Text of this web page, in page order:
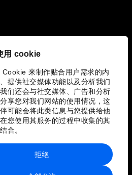
用 cookie
Cookie 来制作贴合用户需求的内
提供社交媒体功能以及分析我们
们还会与社交媒体、广告和分析
享您对我们网站的使用情况，这
可能会将此类信息与您提供给他
您使用其服务的过程中收集的其
合。
拒绝